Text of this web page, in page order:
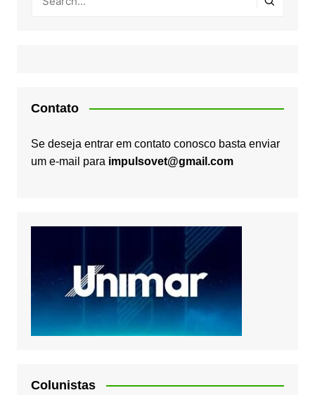
Contato
Se deseja entrar em contato conosco basta enviar
um e-mail para impulsovet@gmail.com
Colunistas